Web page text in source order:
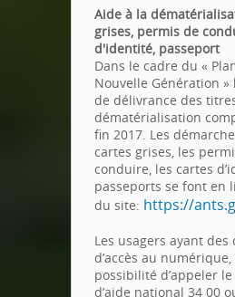
Aide à la
grises, permis de
d'identité, passeport
Dans le cadre du «
Nouvelle Génération
de délivrance des
dématérialisation
fin 2017. Les
cartes grises, les
conduire, les cartes
passeports se font en
du site: https://
Les usagers ayant
d’accès au
possibilité d’appeler
d’aide national 34 00